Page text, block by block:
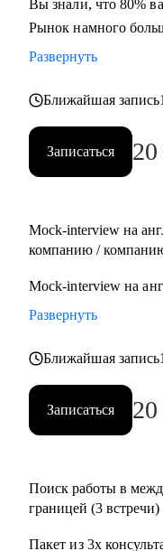
Вы знали, что 80%
Рынок намного
Развернуть
Ближайшая запись
Записаться 20
Mock-interview на
компанию /
Mock-interview на
Развернуть
Ближайшая запись
Записаться 20
Поиск работы в
границей (3 встречи)
Пакет из 3х